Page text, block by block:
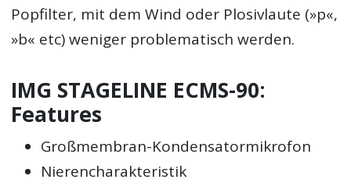
Popfilter, mit dem Wind oder Plosivlaute (»p«,
»b« etc) weniger problematisch werden.
IMG STAGELINE ECMS-90:
Features
Großmembran-Kondensatormikrofon
Nierencharakteristik